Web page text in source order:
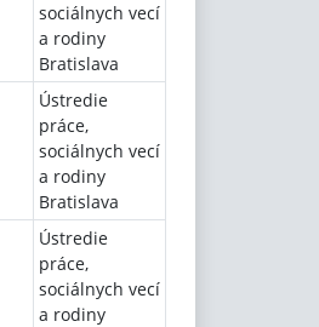
sociálnych vecí
a rodiny
Bratislava
Ústredie
práce,
sociálnych vecí
a rodiny
Bratislava
Ústredie
práce,
sociálnych vecí
a rodiny